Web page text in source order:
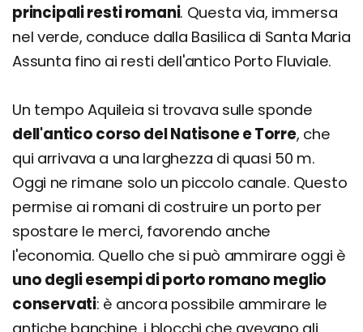
principali resti romani. Questa via, immersa
nel verde, conduce dalla Basilica di Santa Maria
Assunta fino ai resti dell'antico Porto Fluviale.
Un tempo Aquileia si trovava sulle sponde
dell'antico corso del Natisone e Torre, che
qui arrivava a una larghezza di quasi 50 m.
Oggi ne rimane solo un piccolo canale. Questo
permise ai romani di costruire un porto per
spostare le merci, favorendo anche
l'economia. Quello che si può ammirare oggi è
uno degli esempi di porto romano meglio
conservati: è ancora possibile ammirare le